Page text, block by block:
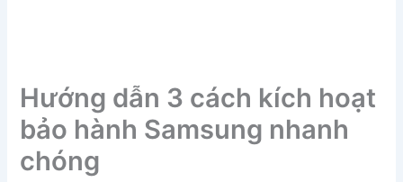
Hướng dẫn 3 cách kích hoạt
bảo hành Samsung nhanh
chóng